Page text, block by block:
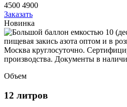
4500 4900
Заказать
Новинка
Объем
12 литров